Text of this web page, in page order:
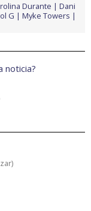
Durante
Dani
G
Myke Towers
noticia?
)